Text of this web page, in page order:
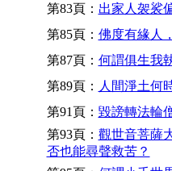
第83頁： 出家人袈裟
第85頁： 佛度有緣人
第87頁： 何謂俱生我
第89頁： 人間淨土何
第91頁： 毀謗轉法輪
第93頁： 觀世音菩薩
否也能尋聲救苦？